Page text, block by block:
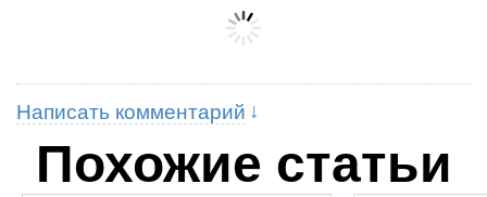
Написать комментарий
Похожие статьи